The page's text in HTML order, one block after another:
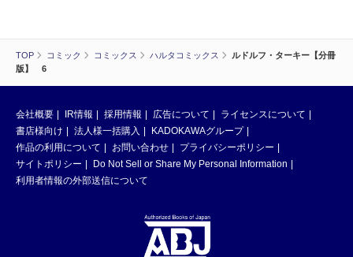
TOP コミック コミックス ハルタコミックス
ルドルフ・ターキー【分冊
版】 6
会社概要 IR情報 採用情報 広告について
ライセンスについて
書店様向け
法人様一括購入
KADOKAWAグループ
作品の利用について
お問い合わせ
プライバシーポリシー
サイトポリシー
Do Not Sell or Share My Personal Information
利用者情報の外部送信について